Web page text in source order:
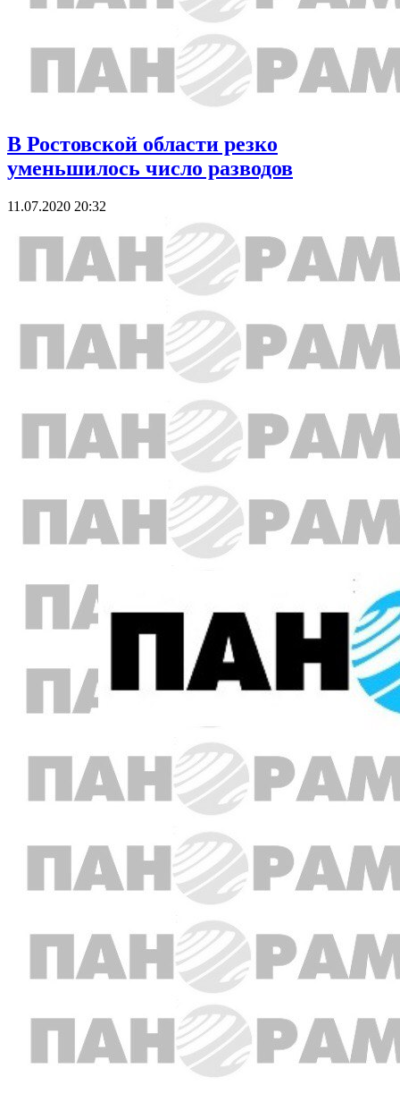
В Ростовской области резко
уменьшилось число разводов
11.07.2020 20:32